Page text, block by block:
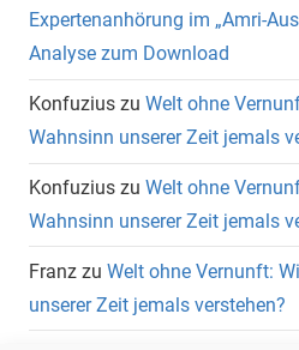
Expertenanhörung im „Amri-
Analyse zum Download
Konfuzius zu Welt ohne
Wahnsinn unserer Zeit jemals
Konfuzius zu Welt ohne
Wahnsinn unserer Zeit jemals
Franz zu Welt ohne Vernunft:
unserer Zeit jemals verstehen?